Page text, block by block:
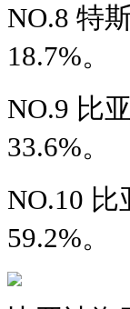
NO.8 特
18.7%。
NO.9 比
33.6%。
NO.10
59.2%。